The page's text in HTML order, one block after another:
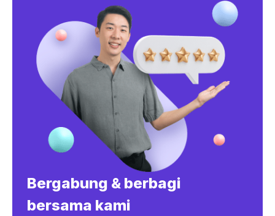
Bergabung & berbagi
bersama kami